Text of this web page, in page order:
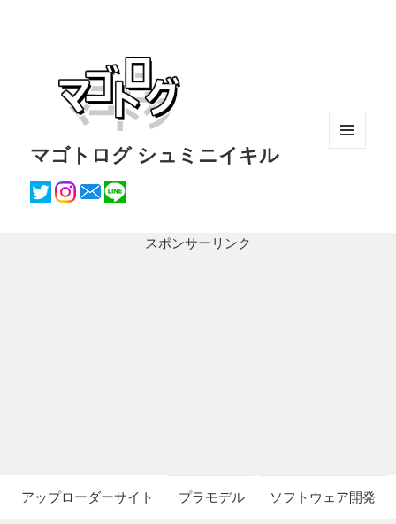
マゴトログ シュミニイキル
スポンサーリンク
アップローダーサイト プラモデル ソフトウェア開発